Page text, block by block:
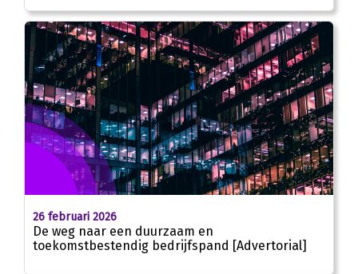
26 februari 2026
De weg naar een duurzaam en
toekomstbestendig bedrijfspand [Advertorial]